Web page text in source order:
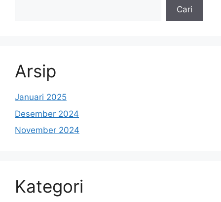
Cari
Arsip
Januari 2025
Desember 2024
November 2024
Kategori